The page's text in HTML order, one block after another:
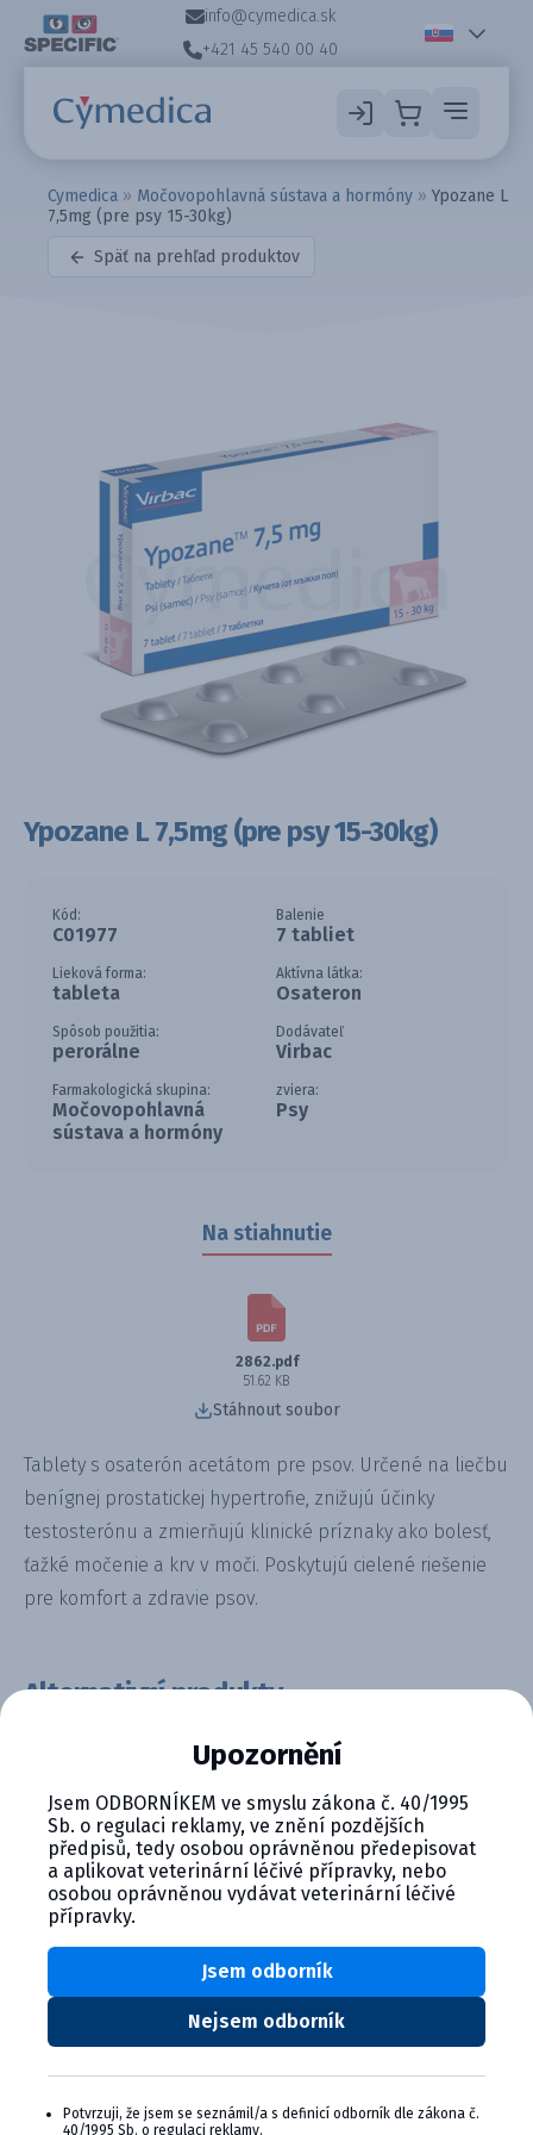
info@cymedica.sk
+421 45 540 00 40
Cymedica » Močovopohlavná sústava a hormóny » Ypozane L
7,5mg (pre psy 15-30kg)
Späť na prehľad produktov
Ypozane L 7,5mg (pre psy 15-30kg)
Kód:
C01977
Balenie
7 tabliet
Lieková forma:
tableta
Aktívna látka:
Osateron
Spôsob použitia:
perorálne
Dodávateľ
Virbac
Farmakologická skupina:
Močovopohlavná
sústava a hormóny
zviera:
Psy
Na stiahnutie
2862.pdf
51.62 KB
Stáhnout soubor
Tablety s osaterón acetátom pre psov. Určené na liečbu
benígnej prostatickej hypertrofie, znižujú účinky
testosterónu a zmierňujú klinické príznaky ako bolesť,
ťažké močenie a krv v moči. Poskytujú cielené riešenie
pre komfort a zdravie psov.
Alternativní produkty
Ypozane M 3,75mg (pre psy 7,5-...
Upozornění
Jsem ODBORNÍKEM ve smyslu zákona č. 40/1995
Sb. o regulaci reklamy, ve znění pozdějších
předpisů, tedy osobou oprávněnou předepisovat
a aplikovat veterinární léčivé přípravky, nebo
osobou oprávněnou vydávat veterinární léčivé
přípravky.
Nejsem odborník
Jsem odborník
Potvrzuji, že jsem se seznámil/a s definicí odborník dle zákona č.
40/1995 Sb. o regulaci reklamy.